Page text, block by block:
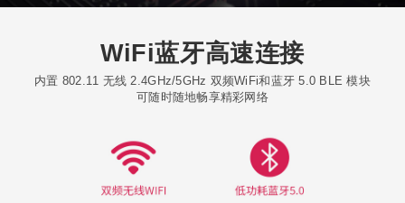
WiFi蓝牙高速连接
内置 802.11 无线 2.4GHz/5GHz 双频WiFi和蓝牙 5.0 BLE 模块
可随时随地畅享精彩网络